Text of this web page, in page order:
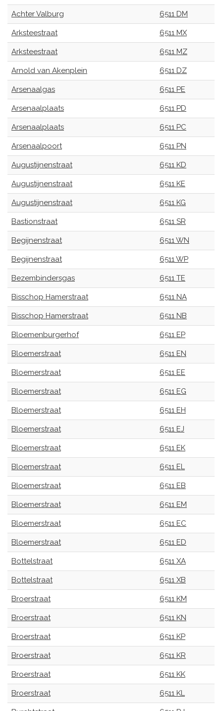
Achter Valburg 6511 DM
Arksteestraat 6511 MX
Arksteestraat 6511 MZ
Arnold van Akenplein 6511 DZ
Arsenaalgas 6511 PE
Arsenaalplaats 6511 PD
Arsenaalplaats 6511 PC
Arsenaalpoort 6511 PN
Augustijnenstraat 6511 KD
Augustijnenstraat 6511 KE
Augustijnenstraat 6511 KG
Bastionstraat 6511 SR
Begijnenstraat 6511 WN
Begijnenstraat 6511 WP
Bezembindersgas 6511 TE
Bisschop Hamerstraat 6511 NA
Bisschop Hamerstraat 6511 NB
Bloemenburgerhof 6511 EP
Bloemerstraat 6511 EN
Bloemerstraat 6511 EE
Bloemerstraat 6511 EG
Bloemerstraat 6511 EH
Bloemerstraat 6511 EJ
Bloemerstraat 6511 EK
Bloemerstraat 6511 EL
Bloemerstraat 6511 EB
Bloemerstraat 6511 EM
Bloemerstraat 6511 EC
Bloemerstraat 6511 ED
Bottelstraat 6511 XA
Bottelstraat 6511 XB
Broerstraat 6511 KM
Broerstraat 6511 KN
Broerstraat 6511 KP
Broerstraat 6511 KR
Broerstraat 6511 KK
Broerstraat 6511 KL